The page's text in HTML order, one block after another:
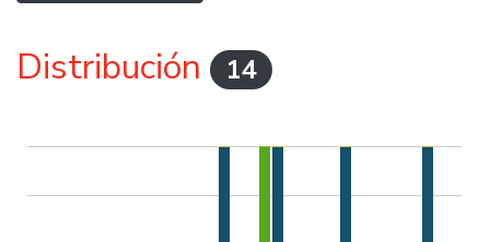
Distribución 14